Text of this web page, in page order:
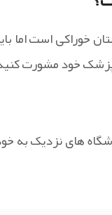
خوراکی است اما
پزشک خود مشورت
های نزدیک